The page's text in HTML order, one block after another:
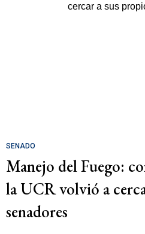
SENADO
Manejo del Fuego:
la UCR volvió a
senadores